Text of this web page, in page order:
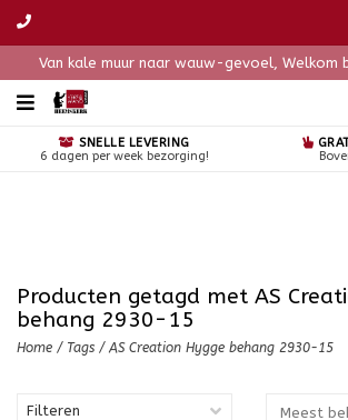
Van kale muur naar wauw-gevoel, Welkom
SNELLE LEVERING
6 dagen per week bezorging!
Producten getagd met AS
behang 2930-15
Home / Tags / AS Creation Hygge behang 2930-15
Filteren